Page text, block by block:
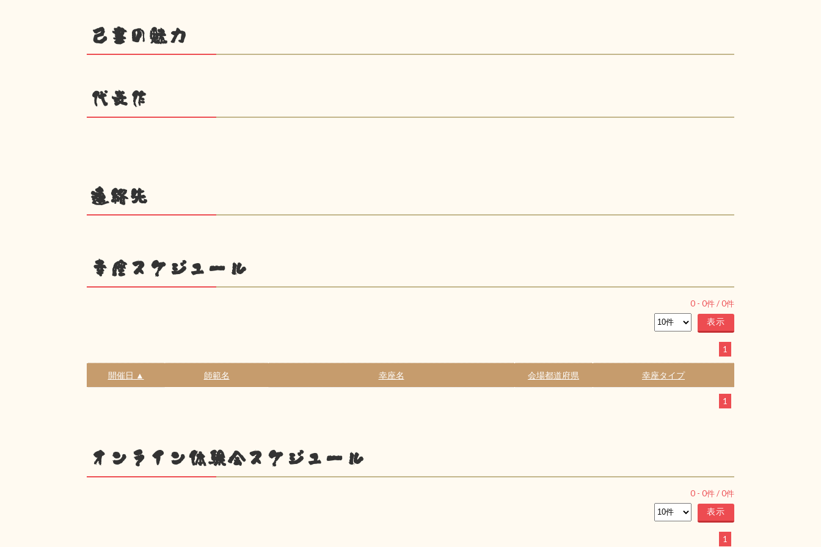
己書の魅力
代表作
連絡先
幸座スケジュール
0 - 0件 /0件
1
開催日 ▲ 師範名 幸座名 会場都道府県 幸座タイプ
1
オンライン体験会スケジュール
0 - 0件 /0件
1